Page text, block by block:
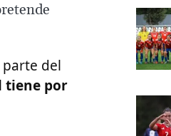
del
tiene por